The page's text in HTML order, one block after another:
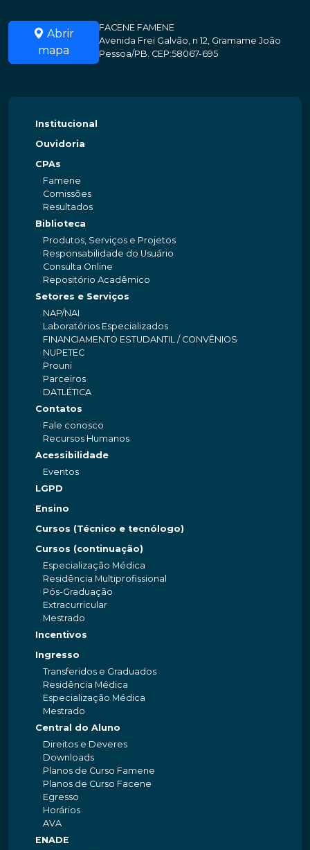
Abrir
mapa
FACENE FAMENE
Avenida Frei Galvão, n 12, Gramame João
Pessoa/PB. CEP:58067-695
Institucional
Ouvidoria
CPAs
Famene
Comissões
Resultados
Biblioteca
Produtos, Serviços e Projetos
Responsabilidade do Usuário
Consulta Online
Repositório Acadêmico
Setores e Serviços
NAP/NAI
Laboratórios Especializados
FINANCIAMENTO ESTUDANTIL / CONVÊNIOS
NUPETEC
Prouni
Parceiros
DATLÉTICA
Contatos
Fale conosco
Recursos Humanos
Acessibilidade
Eventos
LGPD
Ensino
Cursos (Técnico e tecnólogo)
Cursos (continuação)
Especialização Médica
Residência Multiprofissional
Pós-Graduação
Extracurricular
Mestrado
Incentivos
Ingresso
Transferidos e Graduados
Residência Médica
Especialização Médica
Mestrado
Central do Aluno
Direitos e Deveres
Downloads
Planos de Curso Famene
Planos de Curso Facene
Egresso
Horários
AVA
ENADE